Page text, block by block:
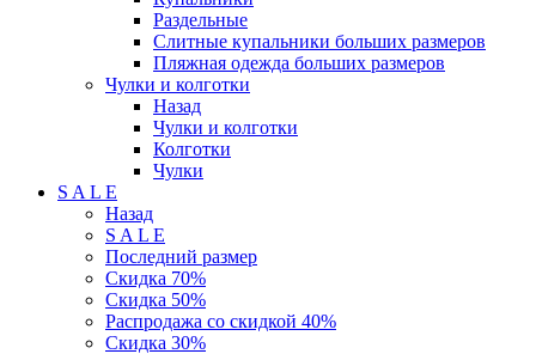
Раздельные
Слитные купальники больших размеров
Пляжная одежда больших размеров
Чулки и колготки
Назад
Чулки и колготки
Колготки
Чулки
S A L E
Назад
S A L E
Последний размер
Скидка 70%
Скидка 50%
Распродажа со скидкой 40%
Скидка 30%